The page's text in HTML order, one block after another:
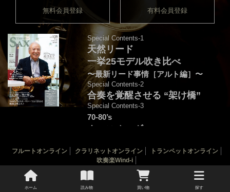
ホーム 読み物 買い物 探す
無料会員登録 有料会員登録
Special Contents-1
天然リード
一挙25モデル吹き比べ
〜最新リード事情［アルト編］〜
Special Contents-2
合奏を覚醒させる “架け橋”
Special Contents-3
70-80’s
クロスオーヴァー・
音源連動：演奏＆解説by後藤天太
カバー：渡辺貞夫
THE SAX 最新125号
THE SAX バックナンバー
サックス楽譜一覧
フルートオンライン クラリネットオンライン
トランペットオンライン
吹奏楽Wind-i